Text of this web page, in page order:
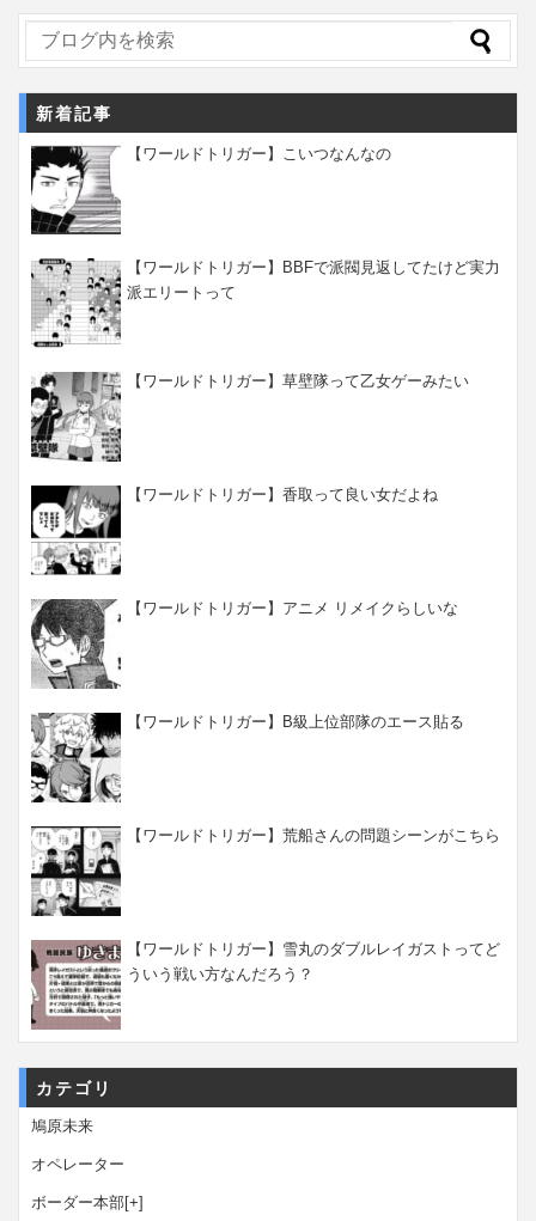
新着記事
【ワールドトリガー】こいつなんなの
【ワールドトリガー】BBFで派閥見返してたけど実力
派エリートって
【ワールドトリガー】草壁隊って乙女ゲーみたい
【ワールドトリガー】香取って良い女だよね
【ワールドトリガー】アニメ リメイクらしいな
【ワールドトリガー】B級上位部隊のエース貼る
【ワールドトリガー】荒船さんの問題シーンがこちら
【ワールドトリガー】雪丸のダブルレイガストってど
ういう戦い方なんだろう？
カテゴリ
鳩原未来
オペレーター
ボーダー本部[+]